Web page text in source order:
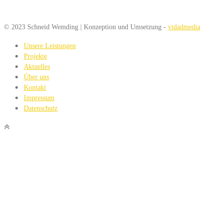
© 2023 Schneid Wemding | Konzeption und Umsetzung - vidadmedia
Unsere Leistungen
Projekte
Aktuelles
Über uns
Kontakt
Impressum
Datenschutz